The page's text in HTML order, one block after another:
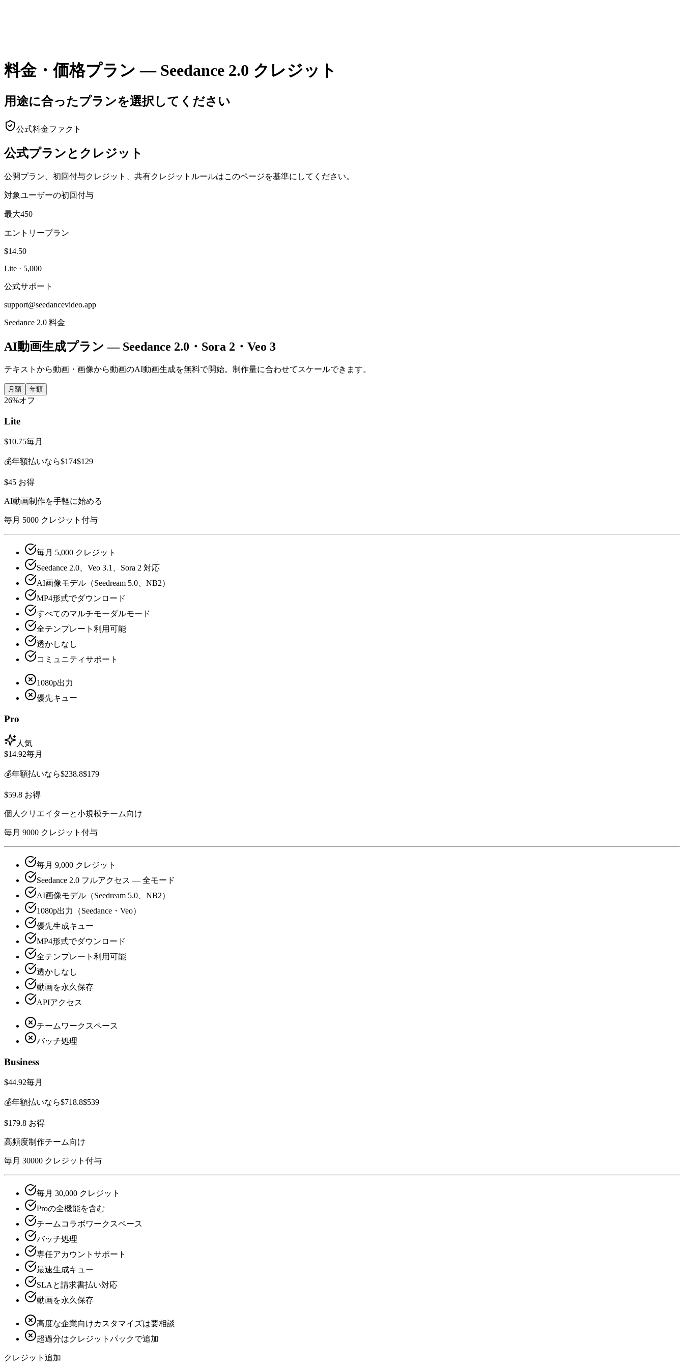
料金・価格プラン — Seedance 2.0 クレジット
用途に合ったプランを選択してください
公式料金ファクト
公式プランとクレジット
公開プラン、初回付与クレジット、共有クレジットルールはこのページを基準にしてください。
対象ユーザーの初回付与
最大450
エントリープラン
$14.50
Lite · 5,000
公式サポート
support@seedancevideo.app
Seedance 2.0 料金
AI動画生成プラン — Seedance 2.0・Sora 2・Veo 3
テキストから動画・画像から動画のAI動画生成を無料で開始。制作量に合わせてスケールできます。
月額 年額
26%オフ
Lite
$10.75毎月
💰年額払いなら$174$129
$45 お得
AI動画制作を手軽に始める
毎月 5000 クレジット付与
毎月 5,000 クレジット
Seedance 2.0、Veo 3.1、Sora 2 対応
AI画像モデル（Seedream 5.0、NB2）
MP4形式でダウンロード
すべてのマルチモーダルモード
全テンプレート利用可能
透かしなし
コミュニティサポート
1080p出力
優先キュー
Pro
人気
$14.92毎月
💰年額払いなら$238.8$179
$59.8 お得
個人クリエイターと小規模チーム向け
毎月 9000 クレジット付与
毎月 9,000 クレジット
Seedance 2.0 フルアクセス — 全モード
AI画像モデル（Seedream 5.0、NB2）
1080p出力（Seedance・Veo）
優先生成キュー
MP4形式でダウンロード
全テンプレート利用可能
透かしなし
動画を永久保存
APIアクセス
チームワークスペース
バッチ処理
Business
$44.92毎月
💰年額払いなら$718.8$539
$179.8 お得
高頻度制作チーム向け
毎月 30000 クレジット付与
毎月 30,000 クレジット
Proの全機能を含む
チームコラボワークスペース
バッチ処理
専任アカウントサポート
最速生成キュー
SLAと請求書払い対応
動画を永久保存
高度な企業向けカスタマイズは要相談
超過分はクレジットパックで追加
クレジット追加